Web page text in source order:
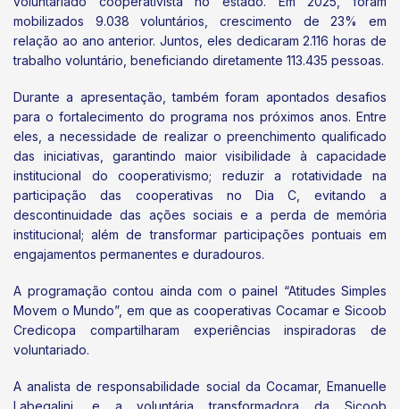
mobilizados 9.038 voluntários, crescimento de 23% em
relação ao ano anterior. Juntos, eles dedicaram 2.116 horas de
trabalho voluntário, beneficiando diretamente 113.435 pessoas.
Durante a apresentação, também foram apontados desafios
para o fortalecimento do programa nos próximos anos. Entre
eles, a necessidade de realizar o preenchimento qualificado
das iniciativas, garantindo maior visibilidade à capacidade
institucional do cooperativismo; reduzir a rotatividade na
participação das cooperativas no Dia C, evitando a
descontinuidade das ações sociais e a perda de memória
institucional; além de transformar participações pontuais em
engajamentos permanentes e duradouros.
A programação contou ainda com o painel “Atitudes Simples
Movem o Mundo”, em que as cooperativas Cocamar e Sicoob
Credicopa compartilharam experiências inspiradoras de
voluntariado.
A analista de responsabilidade social da Cocamar, Emanuelle